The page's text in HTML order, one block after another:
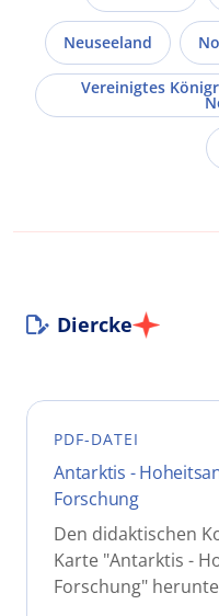
Neuseeland
Vereinigtes
Diercke
PDF-DATEI
Antarktis -
Forschung
Den didaktischen
Karte "Antarktis -
Forschung"